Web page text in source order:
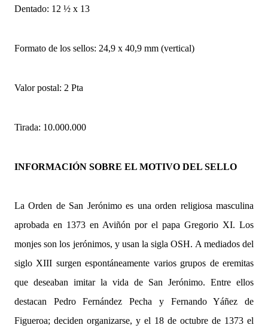
Dentado: 12 ½ x 13
Formato de los sellos: 24,9 x 40,9 mm (vertical)
Valor postal: 2 Pta
Tirada: 10.000.000
INFORMACIÓN SOBRE EL MOTIVO DEL SELLO
La Orden de San Jerónimo es una orden religiosa masculina
aprobada en 1373 en Aviñón por el papa Gregorio XI. Los
monjes son los jerónimos, y usan la sigla OSH. A mediados del
siglo XIII surgen espontáneamente varios grupos de eremitas
que deseaban imitar la vida de San Jerónimo. Entre ellos
destacan Pedro Fernández Pecha y Fernando Yáñez de
Figueroa; deciden organizarse, y el 18 de octubre de 1373 el